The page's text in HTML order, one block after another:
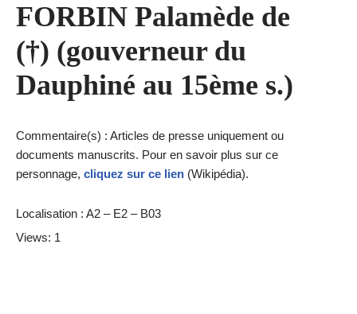
FORBIN Palamède de
(†) (gouverneur du
Dauphiné au 15ème s.)
Commentaire(s) : Articles de presse uniquement ou
documents manuscrits. Pour en savoir plus sur ce
personnage, cliquez sur ce lien (Wikipédia).
Localisation : A2 – E2 – B03
Views: 1